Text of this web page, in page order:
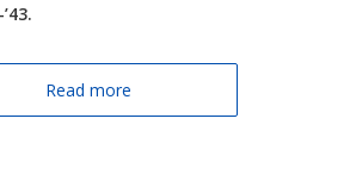
Read more